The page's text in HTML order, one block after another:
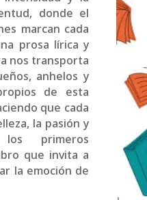
donde el
marcan cada
prosa lírica y
nos transporta
anhelos y
de esta
que cada
la pasión y
primeros
que invita a
la emoción de